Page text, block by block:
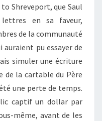
Shreveport, que Saul
en sa faveur,
de la communauté
pu essayer de
simuler une écriture
de la cartable du Père
une perte de temps.
captif un dollar par
même, avant de les